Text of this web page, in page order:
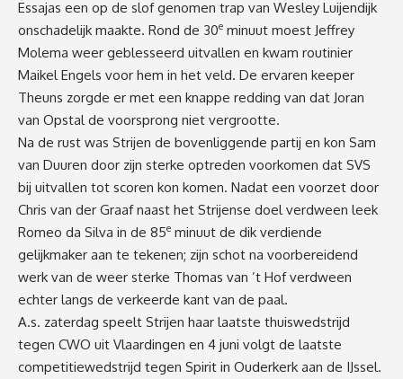
Essajas een op de slof genomen trap van Wesley Luijendijk
onschadelijk maakte. Rond de 30e minuut moest Jeffrey
Molema weer geblesseerd uitvallen en kwam routinier
Maikel Engels voor hem in het veld. De ervaren keeper
Theuns zorgde er met een knappe redding van dat Joran
van Opstal de voorsprong niet vergrootte.
Na de rust was Strijen de bovenliggende partij en kon Sam
van Duuren door zijn sterke optreden voorkomen dat SVS
bij uitvallen tot scoren kon komen. Nadat een voorzet door
Chris van der Graaf naast het Strijense doel verdween leek
Romeo da Silva in de 85e minuut de dik verdiende
gelijkmaker aan te tekenen; zijn schot na voorbereidend
werk van de weer sterke Thomas van ’t Hof verdween
echter langs de verkeerde kant van de paal.
A.s. zaterdag speelt Strijen haar laatste thuiswedstrijd
tegen CWO uit Vlaardingen en 4 juni volgt de laatste
competitiewedstrijd tegen Spirit in Ouderkerk aan de IJssel.